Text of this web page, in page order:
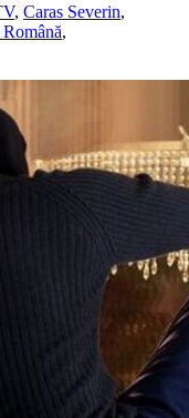
, Caras Severin,
,